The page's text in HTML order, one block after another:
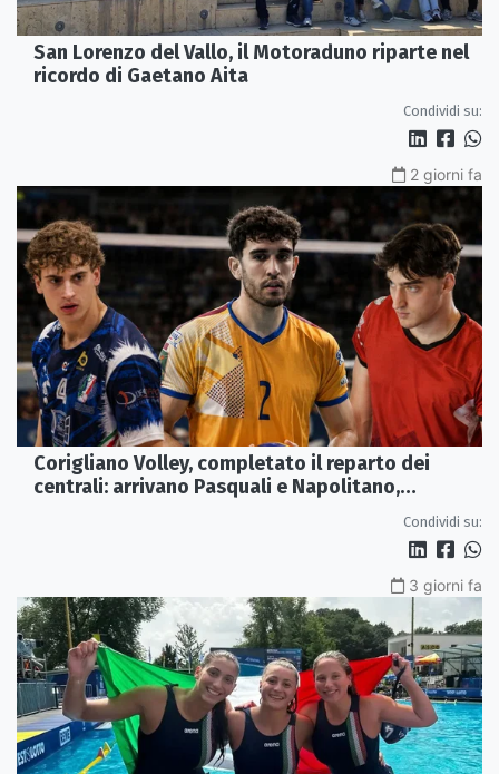
San Lorenzo del Vallo, il Motoraduno riparte nel
ricordo di Gaetano Aita
Condividi su:
2 giorni fa
Corigliano Volley, completato il reparto dei
centrali: arrivano Pasquali e Napolitano,
Condividi su:
3 giorni fa